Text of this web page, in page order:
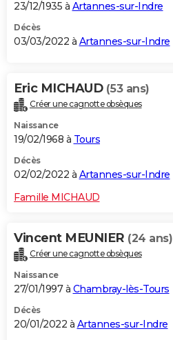
23/12/1935 à Artannes-sur-Indre
Décès
03/03/2022 à Artannes-sur-Indre
Eric MICHAUD (53 ans)
Créer une cagnotte obsèques
Naissance
19/02/1968 à Tours
Décès
02/02/2022 à Artannes-sur-Indre
Famille MICHAUD
Vincent MEUNIER (24 ans)
Créer une cagnotte obsèques
Naissance
27/01/1997 à Chambray-lès-Tours
Décès
20/01/2022 à Artannes-sur-Indre